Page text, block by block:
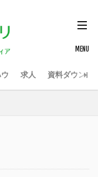
求人 資料ダウンロ